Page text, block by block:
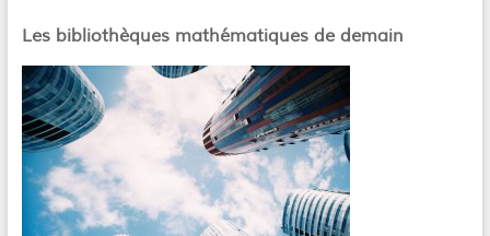
Les bibliothèques mathématiques de demain